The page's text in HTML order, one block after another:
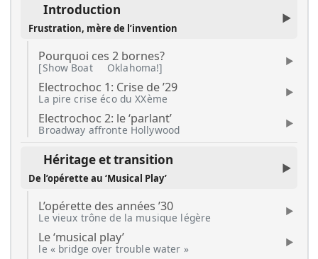
Introduction
Frustration, mère de l’invention
Pourquoi ces 2 bornes?
[Show Boat Oklahoma!]
Electrochoc 1: Crise de ’29
La pire crise éco du XXème
Electrochoc 2: le ‘parlant’
Broadway affronte Hollywood
Héritage et transition
De l’opérette au ‘Musical Play’
L’opérette des années ’30
Le vieux trône de la musique légère
Le ‘musical play’
le « bridge over trouble water »